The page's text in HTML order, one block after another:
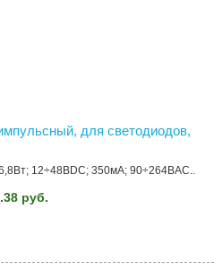
для светодиодов,
12÷48ВDC; 350мА; 90÷264ВAC..
руб.